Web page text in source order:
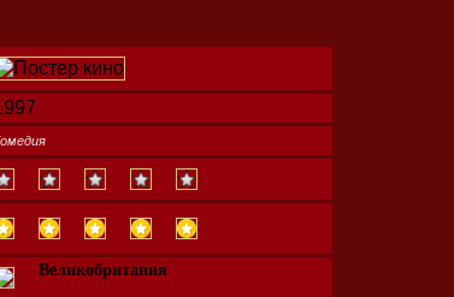
Великобритания